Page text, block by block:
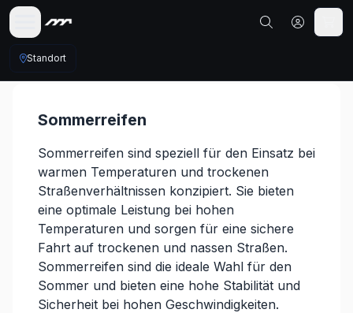
Standort
Sommerreifen
Sommerreifen sind speziell für den Einsatz bei
warmen Temperaturen und trockenen
Straßenverhältnissen konzipiert. Sie bieten
eine optimale Leistung bei hohen
Temperaturen und sorgen für eine sichere
Fahrt auf trockenen und nassen Straßen.
Sommerreifen sind die ideale Wahl für den
Sommer und bieten eine hohe Stabilität und
Sicherheit bei hohen Geschwindigkeiten.